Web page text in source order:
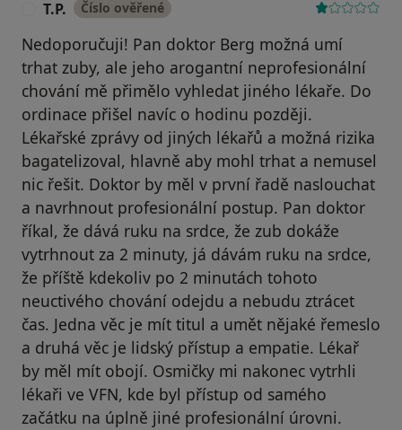
T.P. Číslo ověřené
Nedoporučuji! Pan doktor Berg možná umí
trhat zuby, ale jeho arogantní neprofesionální
chování mě přimělo vyhledat jiného lékaře. Do
ordinace přišel navíc o hodinu později.
Lékařské zprávy od jiných lékařů a možná rizika
bagatelizoval, hlavně aby mohl trhat a nemusel
nic řešit. Doktor by měl v první řadě naslouchat
a navrhnout profesionální postup. Pan doktor
říkal, že dává ruku na srdce, že zub dokáže
vytrhnout za 2 minuty, já dávám ruku na srdce,
že příště kdekoliv po 2 minutách tohoto
neuctivého chování odejdu a nebudu ztrácet
čas. Jedna věc je mít titul a umět nějaké řemeslo
a druhá věc je lidský přístup a empatie. Lékař
by měl mít obojí. Osmičky mi nakonec vytrhli
lékaři ve VFN, kde byl přístup od samého
začátku na úplně jiné profesionální úrovni.